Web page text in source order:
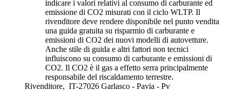
indicare i valori relativi al consumo di carburante ed
emissione di CO2 misurati con il ciclo WLTP. Il
rivenditore deve rendere disponibile nel punto vendita
una guida gratuita su risparmio di carburante e
emissioni di CO2 dei nuovi modelli di autovetture.
Anche stile di guida e altri fattori non tecnici
influiscono su consumo di carburante e emissioni di
CO2. Il CO2 è il gas a effetto serra principalmente
responsabile del riscaldamento terrestre.
Rivenditore, IT-27026 Garlasco - Pavia - Pv